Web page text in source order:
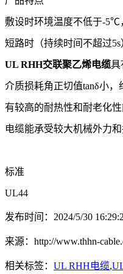
敷设时环境温度不低于-5℃
短路时（持续时间不超过
UL RHH交联聚乙烯电缆具
介质损耗角正切值tanδ小
有较高的耐热性和耐老化
电缆能承受较大机械外力
标准
UL44
发布时间：2024/5/30
来源：http://www.thhn-
相关标签： UL RHH电缆,